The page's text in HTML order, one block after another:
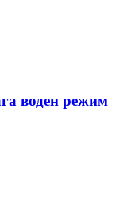
воден режим